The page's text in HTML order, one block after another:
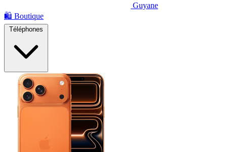
Guyane
🛍️ Boutique
Téléphones